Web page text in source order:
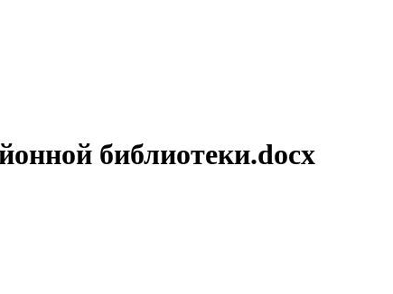
библиотеки.docx